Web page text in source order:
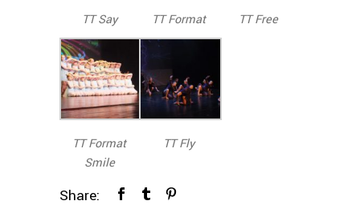
TT Say TT Format TT Free
TT Format
Smile
TT Fly
Share: